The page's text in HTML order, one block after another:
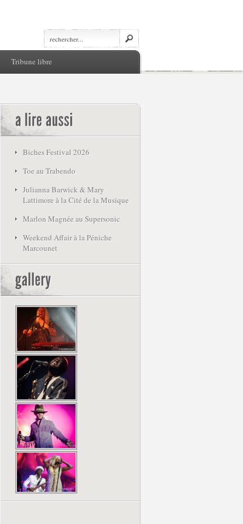
Tribune libre
Biches Festival 2026
Toe au Trabendo
Julianna Barwick & Mary
Lattimore à la Cité de la Musique
Marlon Magnée au Supersonic
Weekend Affair à la Péniche
Marcounet